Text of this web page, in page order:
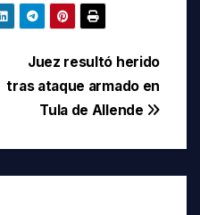
Juez resultó herido
tras ataque armado en
Tula de Allende